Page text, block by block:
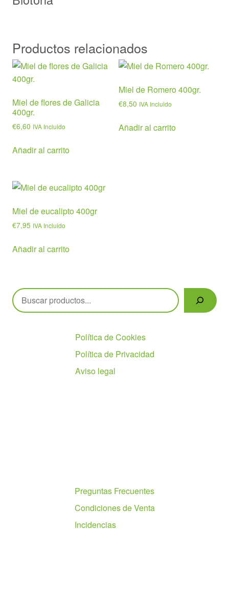
Productos relacionados
Miel de flores de Galicia
400gr.
€6,60 IVA Incluido
Añadir al carrito
Miel de Romero 400gr.
€8,50 IVA Incluido
Añadir al carrito
Miel de eucalipto 400gr
€7,95 IVA Incluido
Añadir al carrito
Buscar
Política de Cookies
Política de Privacidad
Aviso legal
Preguntas Frecuentes
Condiciones de Venta
Incidencias